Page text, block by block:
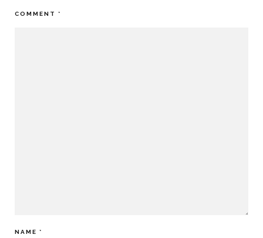
COMMENT *
NAME *